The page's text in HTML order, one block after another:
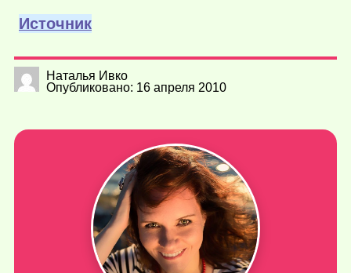
Источник
Наталья Ивко
Опубликовано: 16 апреля 2010